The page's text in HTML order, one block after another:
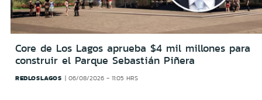
Core de Los Lagos aprueba $4 mil millones para
construir el Parque Sebastián Piñera
REDLOSLAGOS 06/08/2026 - 11:05 HRS